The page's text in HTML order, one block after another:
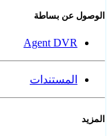
الوصول عن بساطة
Agent DVR
المستندات
المزيد